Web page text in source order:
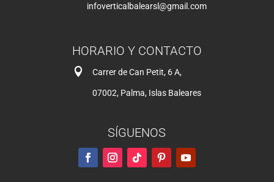
infoverticalbalearsl@gmail.com
HORARIO Y CONTACTO
 Carrer de Can Petit, 6 A,
07002, Palma, Islas Baleares
SÍGUENOS